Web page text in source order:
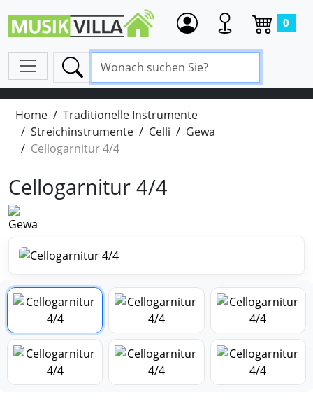
0
Home
Traditionelle Instrumente
Streichinstrumente
Celli
Gewa
Cellogarnitur 4/4
Cellogarnitur 4/4